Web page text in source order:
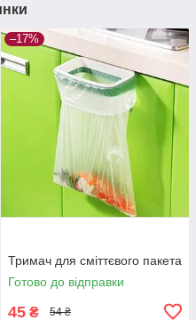
–17%
Тримач для сміттєвого пакета
Готово до відправки
45 ₴ 54 ₴